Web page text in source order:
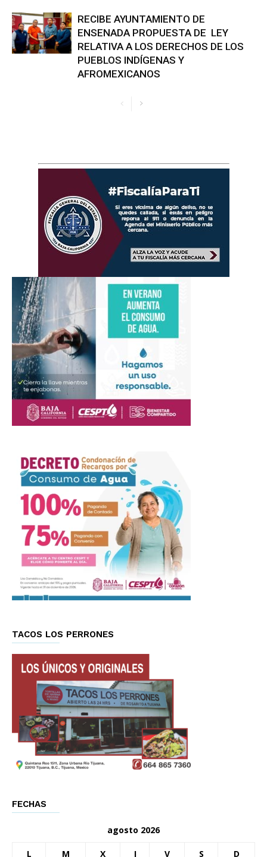
RECIBE AYUNTAMIENTO DE
ENSENADA PROPUESTA DE LEY
RELATIVA A LOS DERECHOS DE LOS
PUEBLOS INDÍGENAS Y
AFROMEXICANOS
TACOS LOS PERRONES
FECHAS
agosto 2026
L M X J V S D